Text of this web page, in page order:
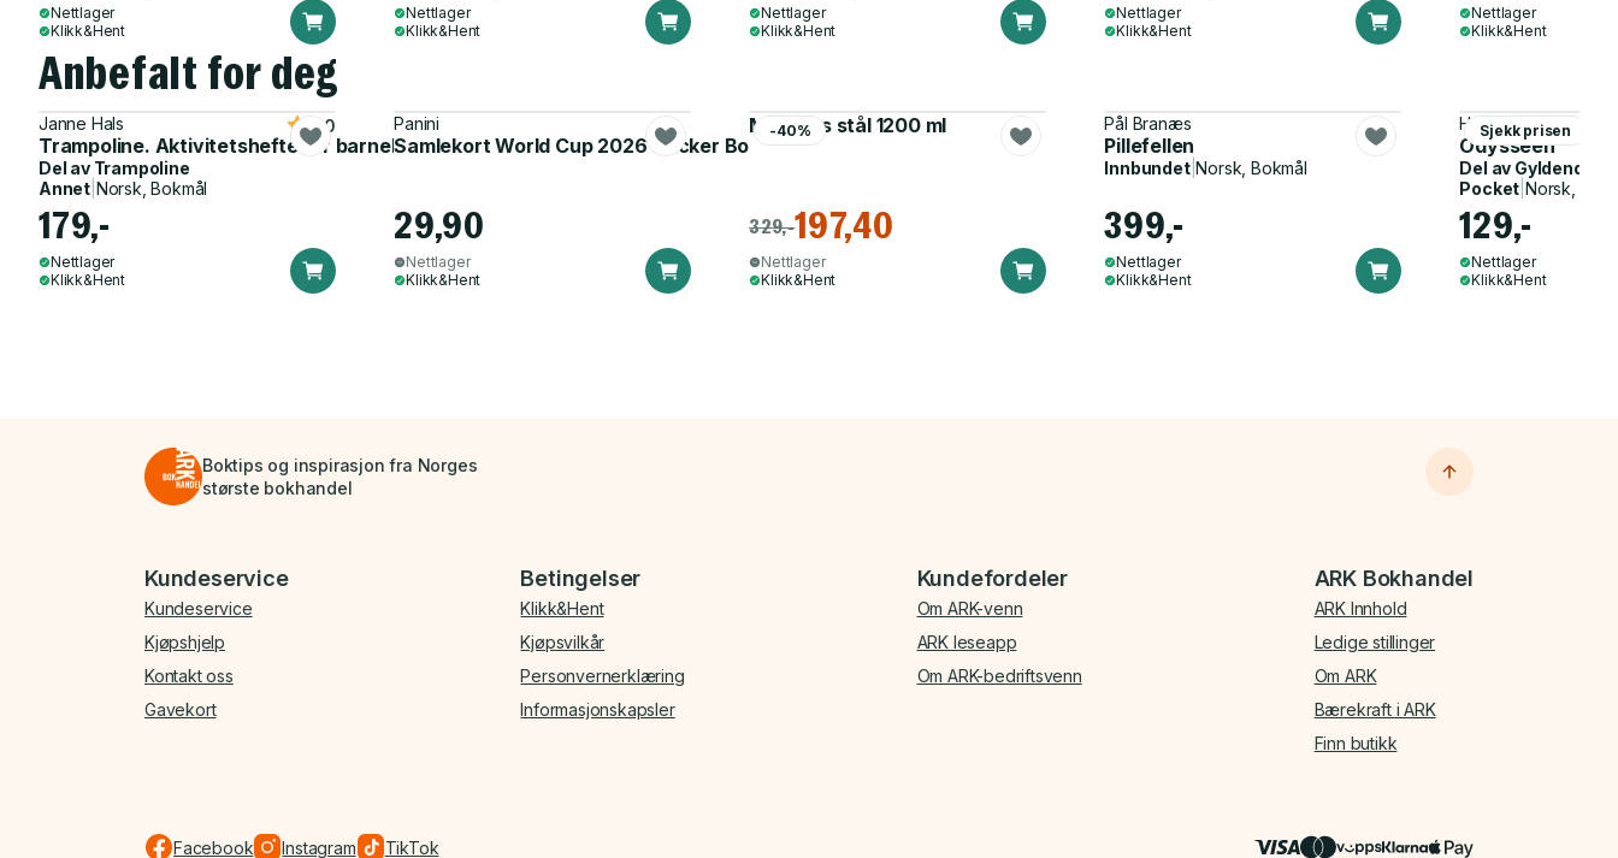
Nettlager
Klikk&Hent
Nettlager
Klikk&Hent
Nettlager
Klikk&Hent
Nettlager
Klikk&Hent
Nettlager
Klikk&Hent
Anbefalt for deg
Janne Hals
Trampoline. Aktivitetshefte for barnehagen
5.0
Del av Trampoline
Annet Norsk, Bokmål
179,-
Nettlager
Klikk&Hent
Panini
Samlekort World Cup 2026 Sticker Booster
29,90
Nettlager
Klikk&Hent
-40%
Matboks stål 1200 ml
329,-197,40
Nettlager
Klikk&Hent
Pål Branæs
Pillefellen
Innbundet|Norsk, Bokmål
399,-
Nettlager
Klikk&Hent
Sjekk prisen
Homer, John
Odysseen
Del av Gyldendal
Pocket |Norsk,
129,-
Nettlager
Klikk&Hent
Boktips og inspirasjon fra Norges
største bokhandel
Bunnmeny
Kundeservice
Kundeservice
Kjøpshjelp
Kontakt oss
Gavekort
Betingelser
Klikk&Hent
Kjøpsvilkår
Personvernerklæring
Informasjonskapsler
Kundefordeler
Om ARK-venn
ARK leseapp
Om ARK-bedriftsvenn
ARK Bokhandel
ARK Innhold
Ledige stillinger
Om ARK
Bærekraft i ARK
Finn butikk
Facebook Instagram TikTok